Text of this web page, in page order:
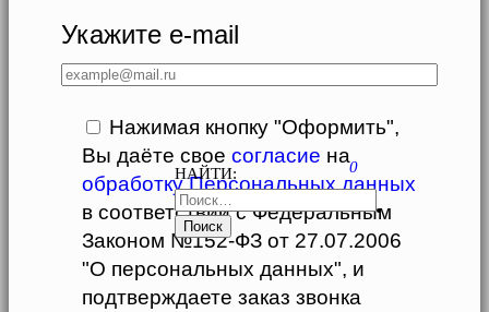
НАЙТИ: 0
Укажите e-mail
Нажимая кнопку "Оформить",
Вы даёте своесогласие на
обработку Персональных данных
в соответствии с Федеральным
Законом №152-ФЗ от 27.07.2006
"О персональных данных", и
подтверждаете заказ звонка